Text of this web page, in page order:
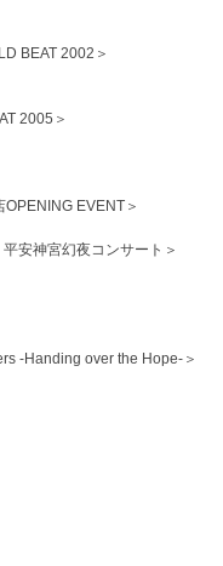
BEAT 2002＞
2005＞
EVENT＞
安神宮幻夜コンサート＞
-Handing over the Hope-＞